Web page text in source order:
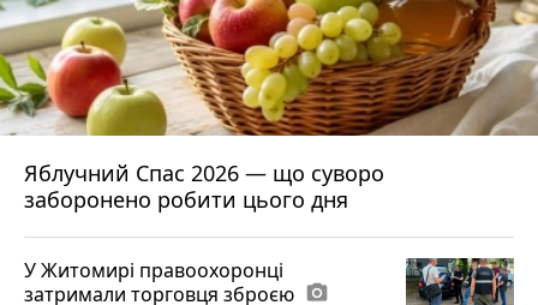
Яблучний Спас 2026 — що суворо
заборонено робити цього дня
У Житомирі правоохоронці
затримали торговця зброєю photo_camera